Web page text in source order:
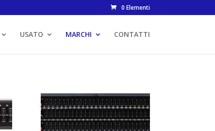
0 Elementi
USATO MARCHI CONTATTI